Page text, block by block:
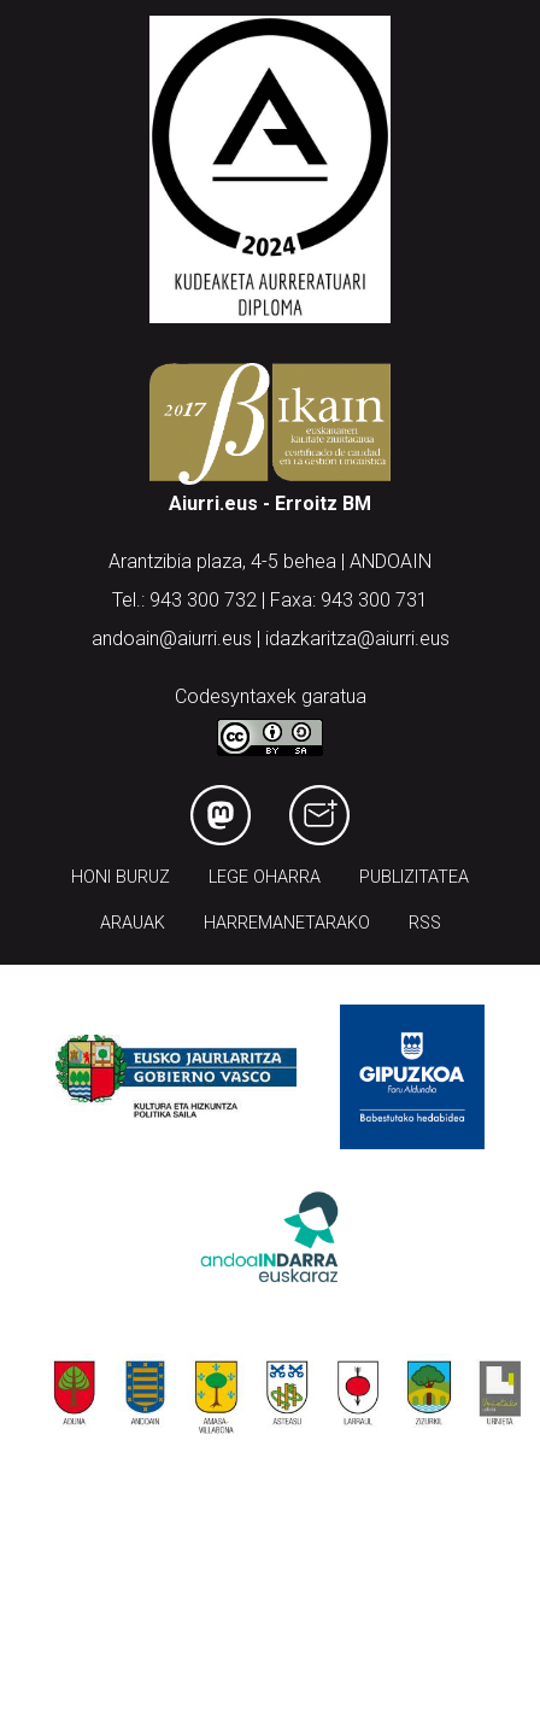
Aiurri.eus - Erroitz BM
Arantzibia plaza, 4-5 behea | ANDOAIN
Tel.: 943 300 732 | Faxa: 943 300 731
andoain@aiurri.eus | idazkaritza@aiurri.eus
Codesyntaxek garatua
HONI BURUZ LEGE OHARRA PUBLIZITATEA
ARAUAK HARREMANETARAKO RSS